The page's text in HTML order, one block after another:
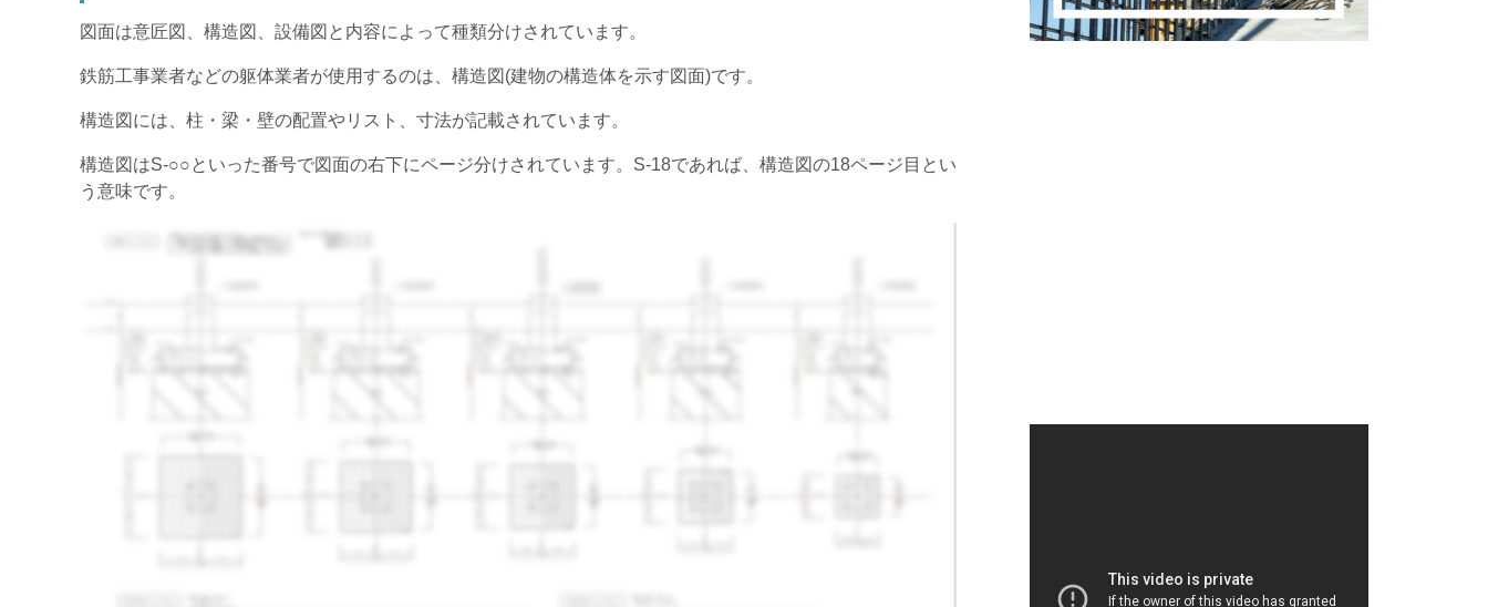
図面は意匠図、構造図、設備図と内容によって種類分けされています。
鉄筋工事業者などの躯体業者が使用するのは、構造図(建物の構造体を示す図面)です。
構造図には、柱・梁・壁の配置やリスト、寸法が記載されています。
構造図はS-○○といった番号で図面の右下にページ分けされています。S-18であれば、構造図の18ページ目とい
う意味です。